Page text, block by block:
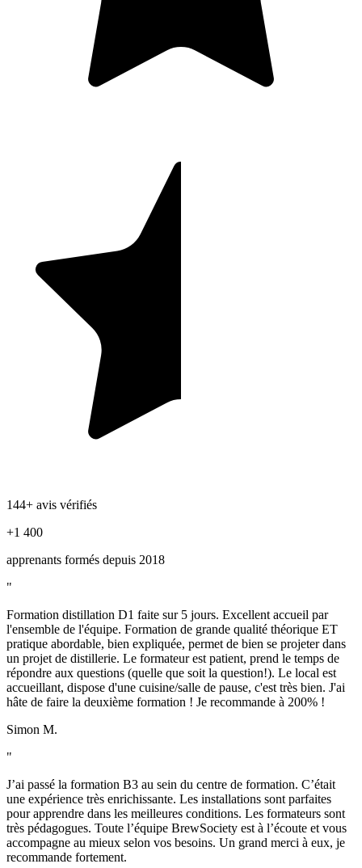
Distillation sur alambic de 50L (PRATIQUE en parallèle) :
Deuxième passe.
Exposition du processus et de la procédure (1.5h)
Nettoyage et désinfection (1.5h)
Nettoyage et désinfection de l’alambic
Nettoyage et désinfection de la ligne de conditionnement
QHSE en distillerie (2hs) (Qualité hygiène sécurité
environnement)
HACCP de base
DUES de base
La gestion des rejets de distillerie (réglementation française et
européenne)
Aides au dimensionnement et à l’agencement de sa distillerie
Sécurité incendie et explosion.
Gestion de production en Distillerie (1h)
Fermenteurs et fermentations
Norme ICPE des effluents
L’étiquetage (0.5h)
Appellation et règlementation des noms d’alcools (0.5h)
Jeudi - 4ème journée de formation
Matin (4hs)
Pratique : Distillation de whisky via la colonne de distillation et
en parallèle :
Métrologie du distillateur (1.5h)
Les faux gouts
Les dangers
Les analyses physico-chimiques
Les faux gouts
Les dangers
Les analyses physico-chimiques
144+ avis vérifiés
+1 400
apprenants formés depuis 2018
"
Formation distillation D1 faite sur 5 jours. Excellent accueil par
l'ensemble de l'équipe. Formation de grande qualité théorique ET
pratique abordable, bien expliquée, permet de bien se projeter dans
un projet de distillerie. Le formateur est patient, prend le temps de
répondre aux questions (quelle que soit la question!). Le local est
accueillant, dispose d'une cuisine/salle de pause, c'est très bien. J'ai
hâte de faire la deuxième formation ! Je recommande à 200% !
Simon M.
"
J’ai passé la formation B3 au sein du centre de formation. C’était
une expérience très enrichissante. Les installations sont parfaites
pour apprendre dans les meilleures conditions. Les formateurs sont
très pédagogues. Toute l’équipe BrewSociety est à l’écoute et vous
accompagne au mieux selon vos besoins. Un grand merci à eux, je
recommande fortement.